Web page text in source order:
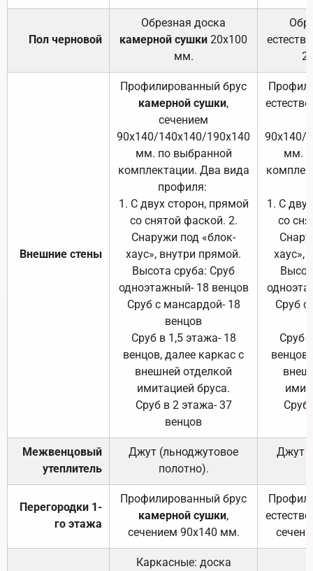
Пол черновой
Обрезная доска
камерной сушки 20х100
мм.
Внешние стены
Профилированный брус
камерной сушки,
сечением
90х140/140х140/190х140
мм. по выбранной
комплектации. Два вида
профиля:
1. С двух сторон, прямой
со снятой фаской. 2.
Снаружи под «блок-
хаус», внутри прямой.
Высота сруба: Сруб
одноэтажный- 18 венцов
Сруб с мансардой- 18
венцов
Сруб в 1,5 этажа- 18
венцов, далее каркас с
внешней отделкой
имитацией бруса.
Сруб в 2 этажа- 37
венцов
90х140/
мм.
1. С
со
хаус»,
Сруб с
Сруб
Сруб
Межвенцовый
утеплитель
Джут (льноджутовое
полотно).
Джут
Перегородки 1-
го этажа
Профилированный брус
камерной сушки,
сечением 90х140 мм.
Каркасные: доска